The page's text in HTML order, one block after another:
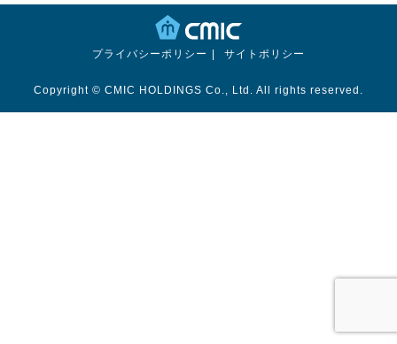
プライバシーポリシー サイトポリシー
Copyright © CMIC HOLDINGS Co., Ltd. All rights reserved.